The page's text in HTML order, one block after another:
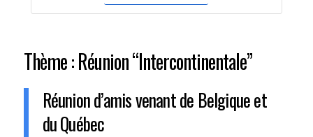
Thème : Réunion “Intercontinentale”
Réunion d’amis venant de Belgique et
du Québec